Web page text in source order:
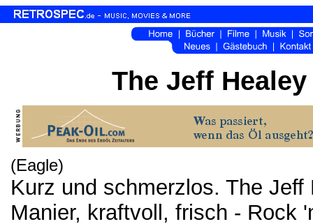
The Jeff
(Eagle)
Kurz und schmerzlos. The
Manier, kraftvoll, frisch - Rock